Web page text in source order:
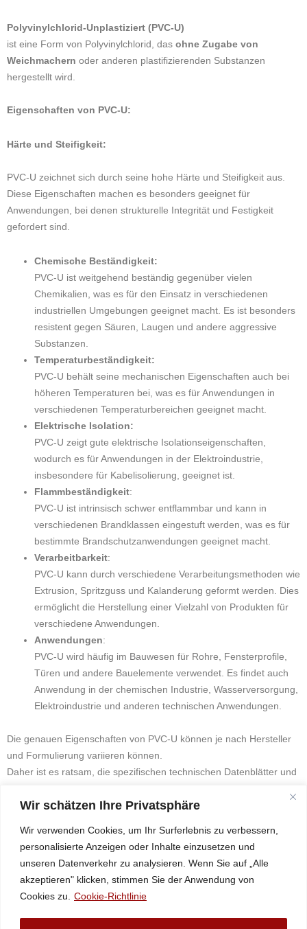
Wir schätzen Ihre Privatsphäre
Wir verwenden Cookies, um Ihr Surferlebnis zu verbessern,
personalisierte Anzeigen oder Inhalte einzusetzen und
unseren Datenverkehr zu analysieren. Wenn Sie auf „Alle
akzeptieren" klicken, stimmen Sie der Anwendung von
Cookies zu.
Cookie-Richtlinie
Polyvinylchlorid-Unplastiziert (PVC-U)
ist eine Form von Polyvinylchlorid, das ohne Zugabe von
Weichmachern oder anderen plastifizierenden Substanzen
hergestellt wird.
Eigenschaften von PVC-U:
Härte und Steifigkeit:
PVC-U zeichnet sich durch seine hohe Härte und Steifigkeit aus.
Diese Eigenschaften machen es besonders geeignet für
Anwendungen, bei denen strukturelle Integrität und Festigkeit
gefordert sind.
Chemische Beständigkeit:
PVC-U ist weitgehend beständig gegenüber vielen
Chemikalien, was es für den Einsatz in verschiedenen
industriellen Umgebungen geeignet macht. Es ist besonders
resistent gegen Säuren, Laugen und andere aggressive
Substanzen.
Temperaturbeständigkeit:
PVC-U behält seine mechanischen Eigenschaften auch bei
höheren Temperaturen bei, was es für Anwendungen in
verschiedenen Temperaturbereichen geeignet macht.
Elektrische Isolation:
PVC-U zeigt gute elektrische Isolationseigenschaften,
wodurch es für Anwendungen in der Elektroindustrie,
insbesondere für Kabelisolierung, geeignet ist.
Flammbeständigkeit:
PVC-U ist intrinsisch schwer entflammbar und kann in
verschiedenen Brandklassen eingestuft werden, was es für
bestimmte Brandschutzanwendungen geeignet macht.
Verarbeitbarkeit:
PVC-U kann durch verschiedene Verarbeitungsmethoden wie
Extrusion, Spritzguss und Kalanderung geformt werden. Dies
ermöglicht die Herstellung einer Vielzahl von Produkten für
verschiedene Anwendungen.
Anwendungen:
PVC-U wird häufig im Bauwesen für Rohre, Fensterprofile,
Türen und andere Bauelemente verwendet. Es findet auch
Anwendung in der chemischen Industrie, Wasserversorgung,
Elektroindustrie und anderen technischen Anwendungen.
Die genauen Eigenschaften von PVC-U können je nach Hersteller
und Formulierung variieren können.
Daher ist es ratsam, die spezifischen technischen Datenblätter und
eine bestimmte Anwendung zu wählen.
+43 (2758) 34994
moc.scitsalpuka
@eciffo